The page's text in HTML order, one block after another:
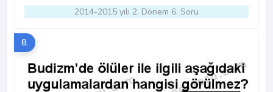
2014-2015 yılı 2. Dönem 6. Soru
8.